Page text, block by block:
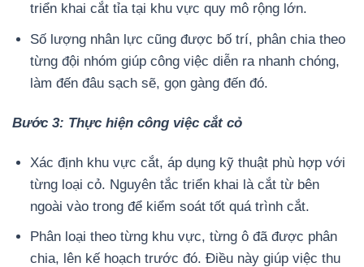
triển khai cắt tỉa tại khu vực quy mô rộng lớn.
Số lượng nhân lực cũng được bố trí, phân chia theo
từng đội nhóm giúp công việc diễn ra nhanh chóng,
làm đến đâu sạch sẽ, gọn gàng đến đó.
Bước 3: Thực hiện công việc cắt cỏ
Xác định khu vực cắt, áp dụng kỹ thuật phù hợp với
từng loại cỏ. Nguyên tắc triển khai là cắt từ bên
ngoài vào trong để kiểm soát tốt quá trình cắt.
Phân loại theo từng khu vực, từng ô đã được phân
chia, lên kế hoạch trước đó. Điều này giúp việc thu